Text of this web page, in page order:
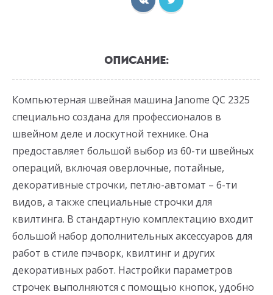
ОПИСАНИЕ:
Компьютерная швейная машина Janome QC 2325
специально создана для профессионалов в
швейном деле и лоскутной технике. Она
предоставляет большой выбор из 60-ти швейных
операций, включая оверлочные, потайные,
декоративные строчки, петлю-автомат – 6-ти
видов, а также специальные строчки для
квилтинга. В стандартную комплектацию входит
большой набор дополнительных аксессуаров для
работ в стиле пэчворк, квилтинг и других
декоративных работ. Настройки параметров
строчек выполняются с помощью кнопок, удобно